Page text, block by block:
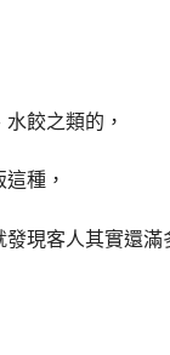
餃之類的，
種，
現客人其實還滿